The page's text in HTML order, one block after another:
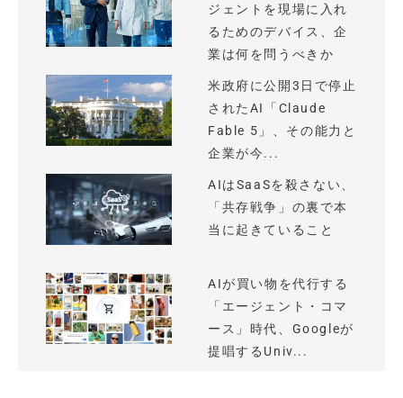
ジェントを現場に入れ
るためのデバイス、企
業は何を問うべきか
米政府に公開3日で停止
されたAI「Claude
Fable 5」、その能力と
企業が今...
AIはSaaSを殺さない、
「共存戦争」の裏で本
当に起きていること
AIが買い物を代行する
「エージェント・コマ
ース」時代、Googleが
提唱するUniv...